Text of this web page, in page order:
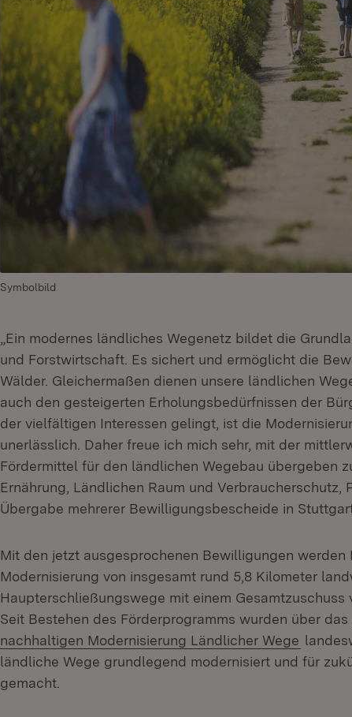
Symbolbild
„Ein modernes ländliches Wegenetz bildet die
und Forstwirtschaft. Es sichert und ermöglicht die
Wälder. Gleichermaßen dienen unsere ländlichen
auch den gesteigerten Erholungsbedürfnissen der
der vielfältigen Interessen gelingt, ist die
unerlässlich. Daher freue ich mich sehr, mit der
Fördermittel für den ländlichen Wegebau übergeben
Ernährung, Ländlichen Raum und Verbraucherschutz,
Übergabe mehrerer Bewilligungsbescheide in
Mit den jetzt ausgesprochenen Bewilligungen werden
Modernisierung von insgesamt rund 5,8 Kilometer
Haupterschließungswege mit einem Gesamtzuschuss
Seit Bestehen des Förderprogramms wurden über das
nachhaltigen Modernisierung Ländlicher Wege (Öffnet
ländliche Wege grundlegend modernisiert und für
gemacht.